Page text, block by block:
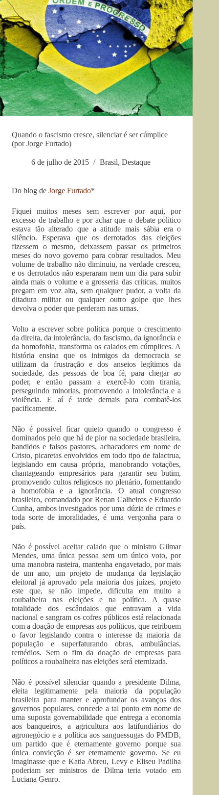
Quando o fascismo cresce, silenciar é ser cúmplice
(por Jorge Furtado)
6 de julho de 2015 Brasil, Destaque
Do blog de Jorge Furtado*
Fiquei muitos meses sem escrever por aqui, por
excesso de trabalho e por achar que o debate político
estava tão alterado que a atitude mais sábia era o
silêncio. Esperava que os derrotados das eleições
fizessem o mesmo, deixassem passar os primeiros
meses do novo governo para cobrar resultados. Meu
volume de trabalho não diminuiu, na verdade cresceu,
e os derrotados não esperaram nem um dia para subir
ainda mais o volume e a grosseria das críticas, muitos
pregam em voz alta, sem qualquer pudor, a volta da
ditadura militar ou qualquer outro golpe que lhes
devolva o poder que perderam nas urnas.
Volto a escrever sobre política porque o crescimento
da direita, da intolerância, do fascismo, da ignorância e
da homofobia, transforma os calados em cúmplices. A
história ensina que os inimigos da democracia se
utilizam da frustração e dos anseios legítimos da
sociedade, das pessoas de boa fé, para chegar ao
poder, e então passam a exercê-lo com tirania,
perseguindo minorias, promovendo a intolerância e a
violência. E aí é tarde demais para combatê-los
pacificamente.
Não é possível ficar quieto quando o congresso é
dominados pelo que há de pior na sociedade brasileira,
bandidos e falsos pastores, achacadores em nome de
Cristo, picaretas envolvidos em todo tipo de falactrua,
legislando em causa própria, manobrando votações,
chantageando empresários para garantir seu butim,
promovendo cultos religiosos no plenário, fomentando
a homofobia e a ignorância. O atual congresso
brasileiro, comandado por Renan Calheiros e Eduardo
Cunha, ambos investigados por uma dúzia de crimes e
toda sorte de imoralidades, é uma vergonha para o
país.
Não é possível aceitar calado que o ministro Gilmar
Mendes, uma única pessoa sem um único voto, por
uma manobra rasteira, mantenha engavetado, por mais
de um ano, um projeto de mudança da legislação
eleitoral já aprovado pela maioria dos juízes, projeto
este que, se não impede, dificulta em muito a
roubalheira nas eleições e na política. A quase
totalidade dos escândalos que entravam a vida
nacional e sangram os cofres públicos está relacionada
com a doação de empresas aos políticos, que retribuem
o favor legislando contra o interesse da maioria da
população e superfaturando obras, ambulâncias,
remédios. Sem o fim da doação de empresas para
políticos a roubalheira nas eleições será eternizada.
Não é possível silenciar quando a presidente Dilma,
eleita legitimamente pela maioria da população
brasileira para manter e aprofundar os avanços dos
governos populares, concede a tal ponto em nome de
uma suposta governabilidade que entrega a economia
aos banqueiros, a agricultura aos latifundiários do
agronegócio e a política aos sanguessugas do PMDB,
um partido que é eternamente governo porque sua
única convicção é ser eternamente governo. Se eu
imaginasse que e Katia Abreu, Levy e Eliseu Padilha
poderiam ser ministros de Dilma teria votado em
Luciana Genro.